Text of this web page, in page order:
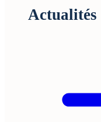
Actualités